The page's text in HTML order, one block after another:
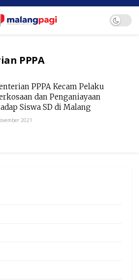
PPPA
PPPA Kecam Pelaku
dan Penganiayaan
Siswa SD di Malang
2021